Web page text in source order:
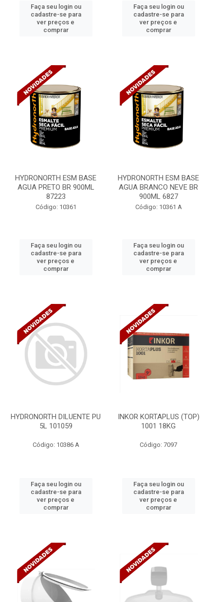
Faça seu login ou
cadastre-se para
ver preços e
comprar
Faça seu login ou
cadastre-se para
ver preços e
comprar
HYDRONORTH ESM BASE
AGUA PRETO BR 900ML
87223
Código: 10361
Faça seu login ou
cadastre-se para
ver preços e
comprar
HYDRONORTH ESM BASE
AGUA BRANCO NEVE BR
900ML 6827
Código: 10361 A
Faça seu login ou
cadastre-se para
ver preços e
comprar
HYDRONORTH DILUENTE PU
5L 101059
Código: 10386 A
Faça seu login ou
cadastre-se para
ver preços e
comprar
INKOR KORTAPLUS (TOP)
1001 18KG
Código: 7097
Faça seu login ou
cadastre-se para
ver preços e
comprar